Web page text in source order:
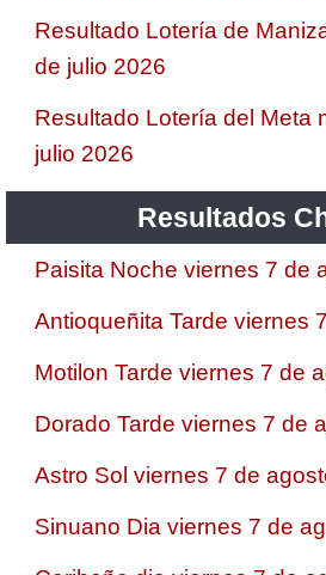
Resultado Lotería de
de julio 2026
Resultado Lotería del Meta
julio 2026
Resultados
Paisita Noche viernes 7 de
Antioqueñita Tarde viernes
Motilon Tarde viernes 7 de
Dorado Tarde viernes 7 de
Astro Sol viernes 7 de
Sinuano Dia viernes 7 de